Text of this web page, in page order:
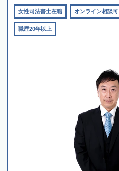
女性司法書士在籍 オンライン相談可
職歴20年以上